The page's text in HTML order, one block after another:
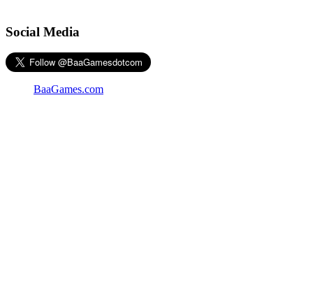
Social Media
BaaGames.com